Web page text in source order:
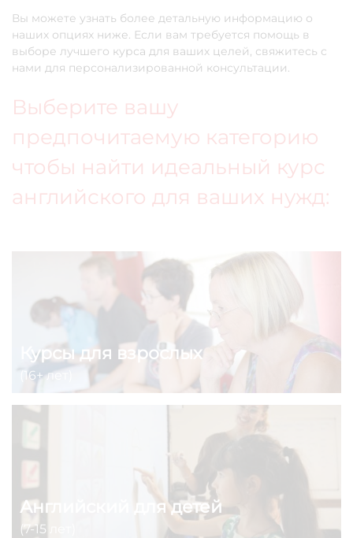
Вы можете узнать более детальную информацию о
наших опциях ниже. Если вам требуется помощь в
выборе лучшего курса для ваших целей, свяжитесь с
нами для персонализированной консультации.
Выберите вашу
предпочитаемую категорию
чтобы найти идеальный курс
английского для ваших нужд:
Курсы для взрослых
(16+ лет)
Английский для детей
(7-15 лет)